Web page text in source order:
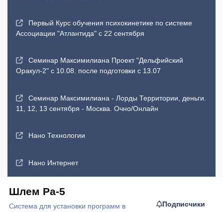
Первый Курс обучения психокинетике по системе
Ассоциации "Атлантида" с 22 сентября
Семинар Максимилиана Проект "Дельфийский
Оракул-2" с 10.08. после подготовки с 13.07
Семинар Максимилиана - Лорды Территории, деньги.
11, 12, 13 сентября - Москва. Очно/Онлайн
Нано Технологии
Нано Интернет
Шлем Ра-5
Система для установки программ в
Подписчики